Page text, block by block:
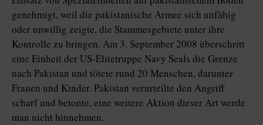
genehmigt, weil die pakistanische Armee sich unfähig
oder unwillig zeigte, die Stammesgebiete unter ihre
Kontrolle zu bringen. Am 3. September 2008 überschritt
eine Einheit der US-Elitetruppe Navy Seals die Grenze
nach Pakistan und tötete rund 20 Menschen, darunter
Frauen und Kinder. Pakistan verurteilte den Angriff
scharf und betonte, eine weitere Aktion dieser Art werde
man nicht hinnehmen.